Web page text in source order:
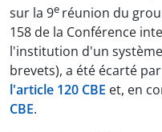
sur la 9e réunion du
158 de la Conférence
l'institution d'un
brevets), a été écarté
l'article 120 CBE et, en
CBE.